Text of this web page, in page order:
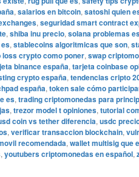
, salarios en bitcoin, satoshi quien
, seguridad smart contract
, shiba inu precio, solana problemas
, stablecoins algoritmicas que son,
loss crypto como poner, swap
binance españa, tarjeta coinbase
crypto españa, tendencias cripto
españa, token sale cómo
es, trading criptomonedas para
, trezor model t opiniones, tutorial
coin vs tether diferencia, usdc
, verificar transaccion blockchain,
recomendada, wallet multisig que
, youtubers criptomonedas en español,